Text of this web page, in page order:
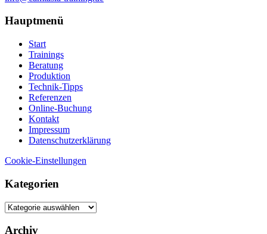
Hauptmenü
Start
Trainings
Beratung
Produktion
Technik-Tipps
Referenzen
Online-Buchung
Kontakt
Impressum
Datenschutzerklärung
Cookie-Einstellungen
Kategorien
Kategorien
Archiv